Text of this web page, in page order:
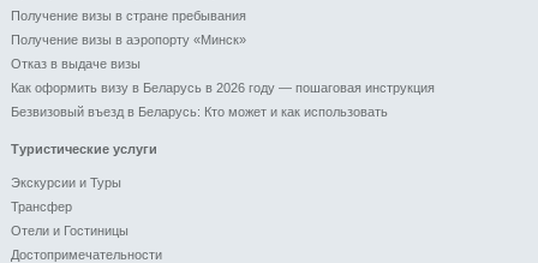
Получение визы в стране пребывания
Получение визы в аэропорту «Минск»
Отказ в выдаче визы
Как оформить визу в Беларусь в 2026 году — пошаговая инструкция
Безвизовый въезд в Беларусь: Кто может и как использовать
Туристические услуги
Экскурсии и Туры
Трансфер
Отели и Гоcтиницы
Достопримечательности